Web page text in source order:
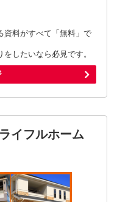
資料がすべて「無料」で
したいなら必見です。
イフルホーム